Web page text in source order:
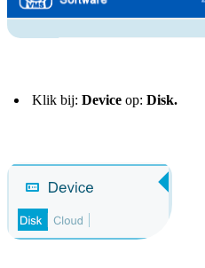
Klik bij: Device op: Disk.